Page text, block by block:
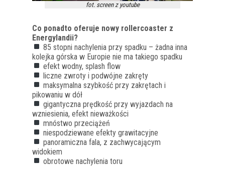
fot. screen z youtube
Co ponadto oferuje nowy rollercoaster z
Energylandii?
85 stopni nachylenia przy spadku – żadna inna
kolejka górska w Europie nie ma takiego spadku
efekt wodny, splash flow
liczne zwroty i podwójne zakręty
maksymalna szybkość przy zakrętach i
pikowaniu w dół
gigantyczna prędkość przy wyjazdach na
wzniesienia, efekt nieważkości
mnóstwo przeciążeń
niespodziewane efekty grawitacyjne
panoramiczna fala, z zachwycającym
widokiem
obrotowe nachylenia toru